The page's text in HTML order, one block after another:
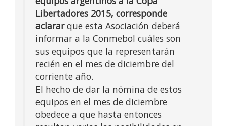
Libertadores 2015, corresponde
aclararque esta Asociación deberá
informar a la Conmebol cuáles son
sus equipos que la representarán
recién en el mes de diciembre del
corriente año.
El hecho de dar la nómina de estos
equipos en el mes de diciembre
obedece a que hasta entonces